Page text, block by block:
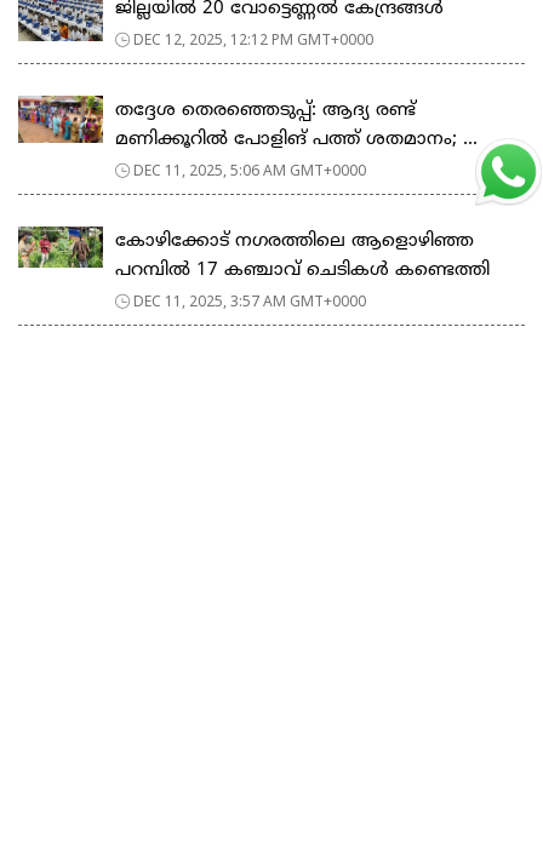
ജില്ലയിൽ 20 വോട്ടെണ്ണൽ കേന്ദ്രങ്ങൾ
DEC 12, 2025, 12:12 PM GMT+0000
തദ്ദേശ തെരഞ്ഞെടുപ്പ്: ആദ്യ രണ്ട്
മണിക്കൂറില്‍ പോളിങ് പത്ത് ശതമാനം; ...
DEC 11, 2025, 5:06 AM GMT+0000
കോഴിക്കോട് നഗരത്തിലെ ആളൊഴിഞ്ഞ
പറമ്പിൽ 17 കഞ്ചാവ് ചെടികൾ കണ്ടെത്തി
DEC 11, 2025, 3:57 AM GMT+0000